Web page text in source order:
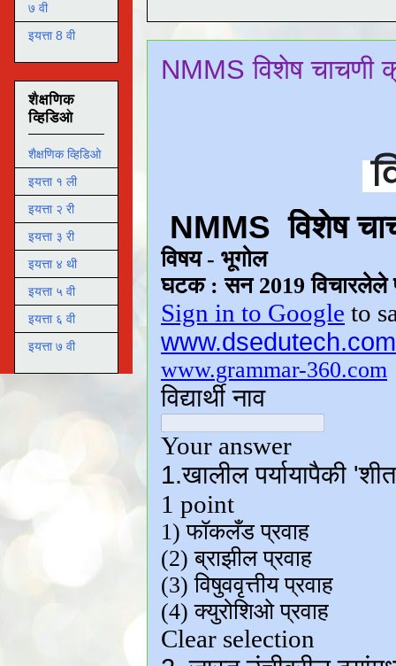
NMMS विशेष चाचणी
७ वी
इयत्ता 8 वी
शैक्षणिक
व्हिडिओ
शैक्षणिक व्हिडिओ
इयत्ता १ ली
इयत्ता २ री
इयत्ता ३ री
इयत्ता ४ थी
इयत्ता ५ वी
इयत्ता ६ वी
इयत्ता ७ वी